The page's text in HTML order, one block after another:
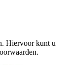
Hiervoor kunt u